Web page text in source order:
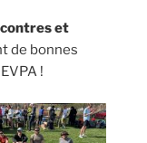
et
de bonnes
!